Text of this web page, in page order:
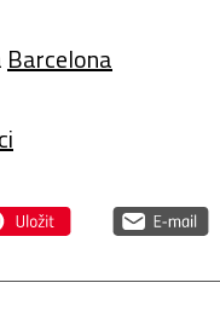
Barcelona